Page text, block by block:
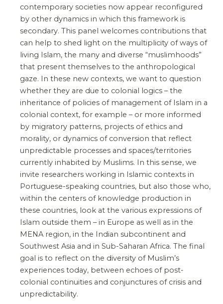
contemporary societies now appear reconfigured
by other dynamics in which this framework is
secondary. This panel welcomes contributions that
can help to shed light on the multiplicity of ways of
living Islam, the many and diverse “muslimhoods”
that present themselves to the anthropological
gaze. In these new contexts, we want to question
whether they are due to colonial logics – the
inheritance of policies of management of Islam in a
colonial context, for example – or more informed
by migratory patterns, projects of ethics and
morality, or dynamics of conversion that reflect
unpredictable processes and spaces/territories
currently inhabited by Muslims. In this sense, we
invite researchers working in Islamic contexts in
Portuguese-speaking countries, but also those who,
within the centers of knowledge production in
these countries, look at the various expressions of
Islam outside them – in Europe as well as in the
MENA region, in the Indian subcontinent and
Southwest Asia and in Sub-Saharan Africa. The final
goal is to reflect on the diversity of Muslim’s
experiences today, between echoes of post-
colonial continuities and conjunctures of crisis and
unpredictability.